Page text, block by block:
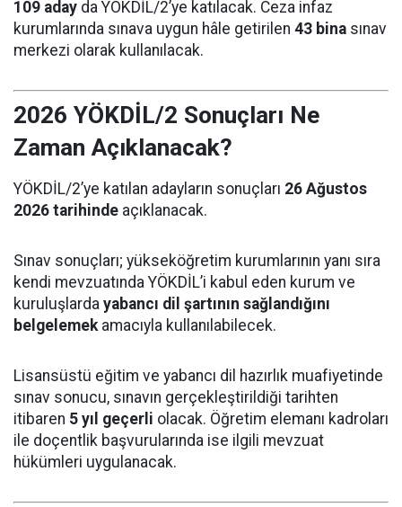
109 aday da YÖKDİL/2’ye katılacak. Ceza infaz
kurumlarında sınava uygun hâle getirilen 43 bina sınav
merkezi olarak kullanılacak.
2026 YÖKDİL/2 Sonuçları Ne
Zaman Açıklanacak?
YÖKDİL/2’ye katılan adayların sonuçları 26 Ağustos
2026 tarihinde açıklanacak.
Sınav sonuçları; yükseköğretim kurumlarının yanı sıra
kendi mevzuatında YÖKDİL’i kabul eden kurum ve
kuruluşlarda yabancı dil şartının sağlandığını
belgelemekamacıyla kullanılabilecek.
Lisansüstü eğitim ve yabancı dil hazırlık muafiyetinde
sınav sonucu, sınavın gerçekleştirildiği tarihten
itibaren 5 yıl geçerli olacak. Öğretim elemanı kadroları
ile doçentlik başvurularında ise ilgili mevzuat
hükümleri uygulanacak.